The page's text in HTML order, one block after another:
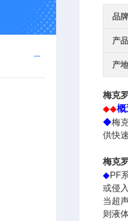
品牌
产
产
梅克
◆◆概
◆梅
供快
梅克
◆PF
或侵
当超
则液